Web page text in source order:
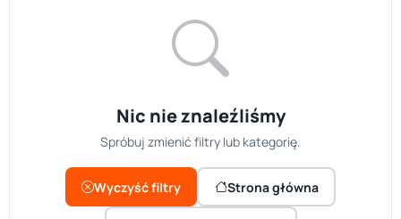
Nic nie znaleźliśmy
Spróbuj zmienić filtry lub kategorię.
Wyczyść filtry Strona główna